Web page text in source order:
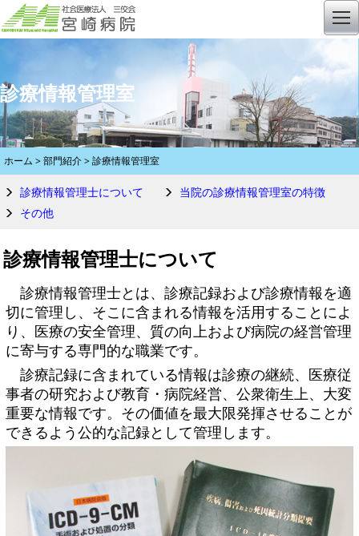
診療情報管理室
ホーム >部門紹介> 診療情報管理室
診療情報管理士について
当院の診療情報管理室の特徴
その他
診療情報管理士について
診療情報管理士とは、診療記録および診療情報を適
切に管理し、そこに含まれる情報を活用することによ
り、医療の安全管理、質の向上および病院の経営管理
に寄与する専門的な職業です。
診療記録に含まれている情報は診療の継続、医療従
事者の研究および教育・病院経営、公衆衛生上、大変
重要な情報です。その価値を最大限発揮させることが
できるよう公的な記録として管理します。